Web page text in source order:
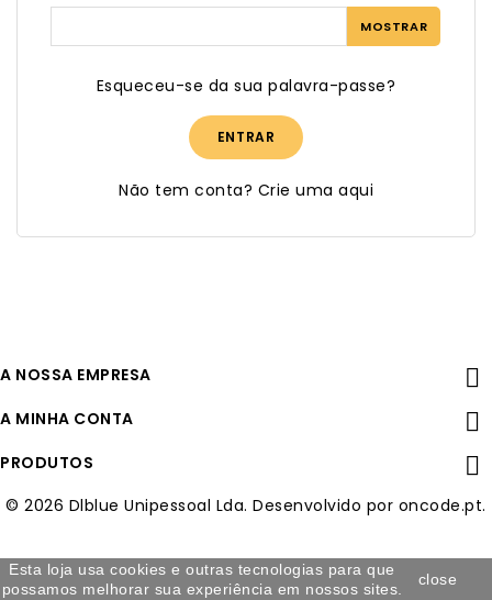
MOSTRAR
Esqueceu-se da sua palavra-passe?
ENTRAR
Não tem conta? Crie uma aqui
A NOSSA EMPRESA 
A MINHA CONTA 
PRODUTOS 
Esta loja usa cookies e outras tecnologias para que
possamos melhorar sua experiência em nossos sites.
close
© 2026 Dlblue Unipessoal Lda. Desenvolvido por oncode.pt.